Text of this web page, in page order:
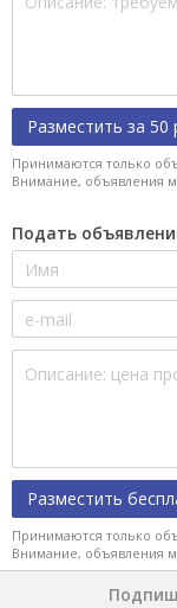
Разместить за 50
Принимаются только
Внимание, объявления
Подать
Разместить
Принимаются только
Внимание, объявления